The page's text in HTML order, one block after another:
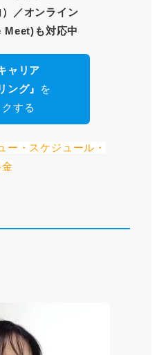
／オンライン
も対応中
ャリア
ング』
を
する
ー・スケジュール・